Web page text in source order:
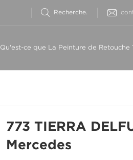
Qu'est-ce que La Peinture de Retouche
773 TIERRA
Mercedes